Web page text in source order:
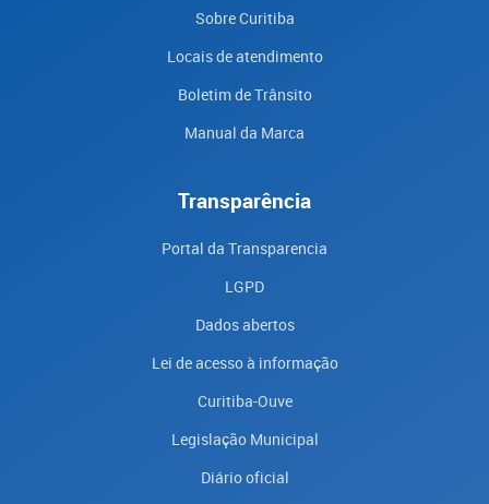
Sobre Curitiba
Locais de atendimento
Boletim de Trânsito
Manual da Marca
Transparência
Portal da Transparencia
LGPD
Dados abertos
Lei de acesso à informação
Curitiba-Ouve
Legislação Municipal
Diário oficial